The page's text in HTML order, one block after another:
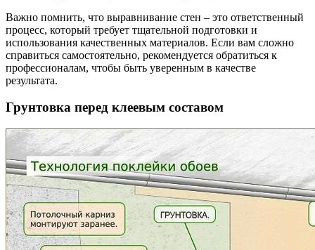
Важно помнить, что выравнивание стен – это ответственный
процесс, который требует тщательной подготовки и
использования качественных материалов. Если вам сложно
справиться самостоятельно, рекомендуется обратиться к
профессионалам, чтобы быть уверенным в качестве
результата.
Грунтовка перед клеевым составом